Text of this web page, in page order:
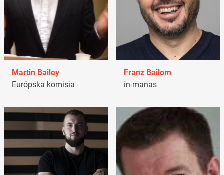
Martin Bailey
Európska komisia
Franz Bailom
in-manas